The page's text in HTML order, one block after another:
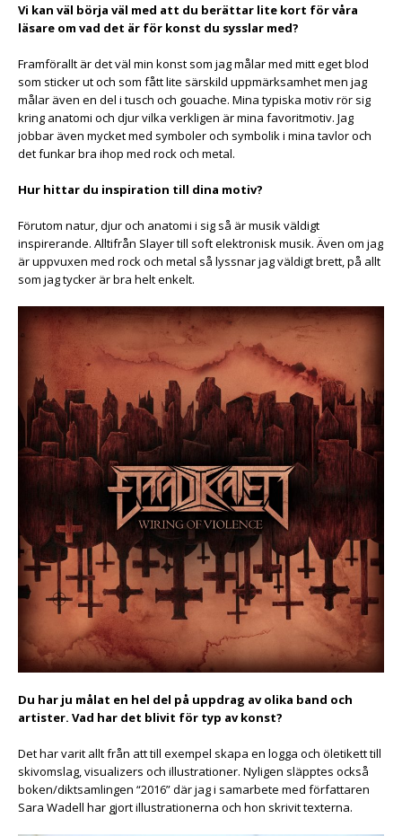
Vi kan väl börja väl med att du berättar lite kort för våra
läsare om vad det är för konst du sysslar med?
Framförallt är det väl min konst som jag målar med mitt eget blod
som sticker ut och som fått lite särskild uppmärksamhet men jag
målar även en del i tusch och gouache. Mina typiska motiv rör sig
kring anatomi och djur vilka verkligen är mina favoritmotiv. Jag
jobbar även mycket med symboler och symbolik i mina tavlor och
det funkar bra ihop med rock och metal.
Hur hittar du inspiration till dina motiv?
Förutom natur, djur och anatomi i sig så är musik väldigt
inspirerande. Alltifrån Slayer till soft elektronisk musik. Även om jag
är uppvuxen med rock och metal så lyssnar jag väldigt brett, på allt
som jag tycker är bra helt enkelt.
Du har ju målat en hel del på uppdrag av olika band och
artister. Vad har det blivit för typ av konst?
Det har varit allt från att till exempel skapa en logga och öletikett till
skivomslag, visualizers och illustrationer. Nyligen släpptes också
boken/diktsamlingen “2016” där jag i samarbete med författaren
Sara Wadell har gjort illustrationerna och hon skrivit texterna.